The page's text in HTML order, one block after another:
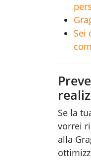
Sei
Se la
vorrei
alla